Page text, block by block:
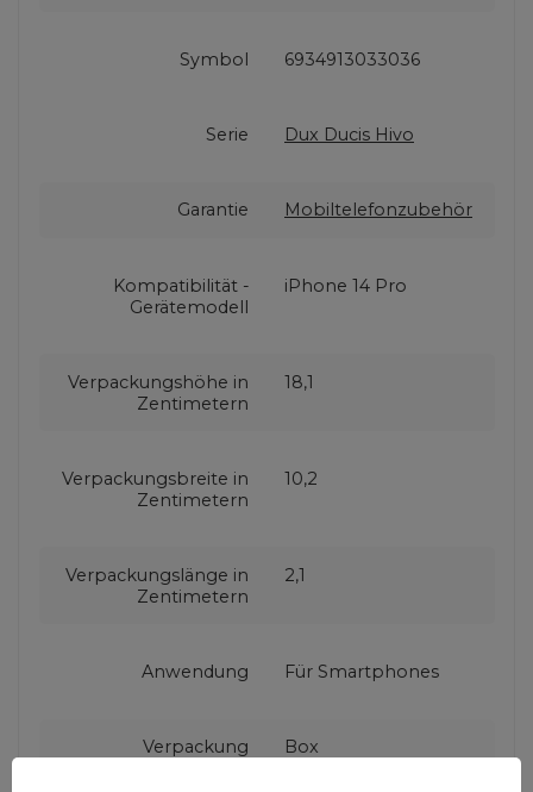
Symbol 6934913033036
Serie Dux Ducis Hivo
Garantie Mobiltelefonzubehör
Kompatibilität -
Gerätemodell
iPhone 14 Pro
Verpackungshöhe in
Zentimetern
18,1
Verpackungsbreite in
Zentimetern
10,2
Verpackungslänge in
Zentimetern
2,1
Anwendung Für Smartphones
Verpackung Box